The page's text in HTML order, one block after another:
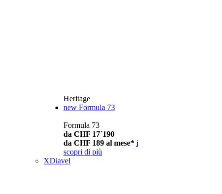
Heritage
new Formula 73
Formula 73
da CHF 17´190
da CHF 189 al mese* i
scopri di più
XDiavel